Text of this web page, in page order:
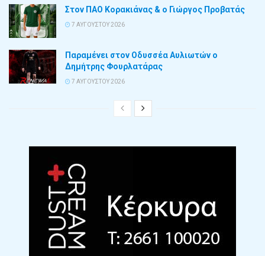
Στον ΠΑΟ Κορακιάνας & ο Γιώργος Προβατάς
7 ΑΥΓΟΎΣΤΟΥ 2026
Παραμένει στον Οδυσσέα Αυλιωτών ο
Δημήτρης Φουρλατάρας
7 ΑΥΓΟΎΣΤΟΥ 2026